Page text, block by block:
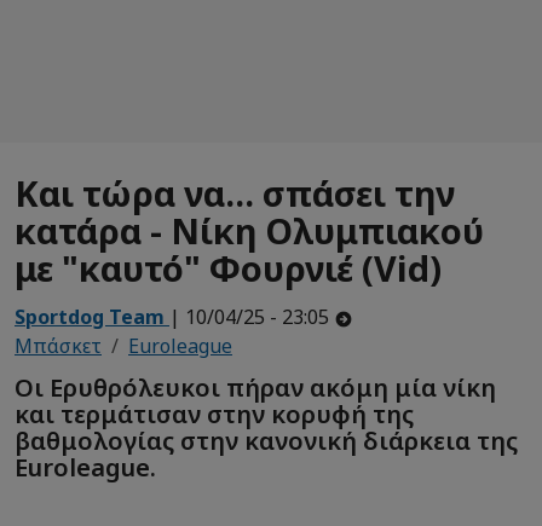
Και τώρα να... σπάσει την
κατάρα - Νίκη Ολυμπιακού
με "καυτό" Φουρνιέ (Vid)
Sportdog Team | 10/04/25 - 23:05
Μπάσκετ
Euroleague
Οι Ερυθρόλευκοι πήραν ακόμη μία νίκη
και τερμάτισαν στην κορυφή της
βαθμολογίας στην κανονική διάρκεια της
Euroleague.